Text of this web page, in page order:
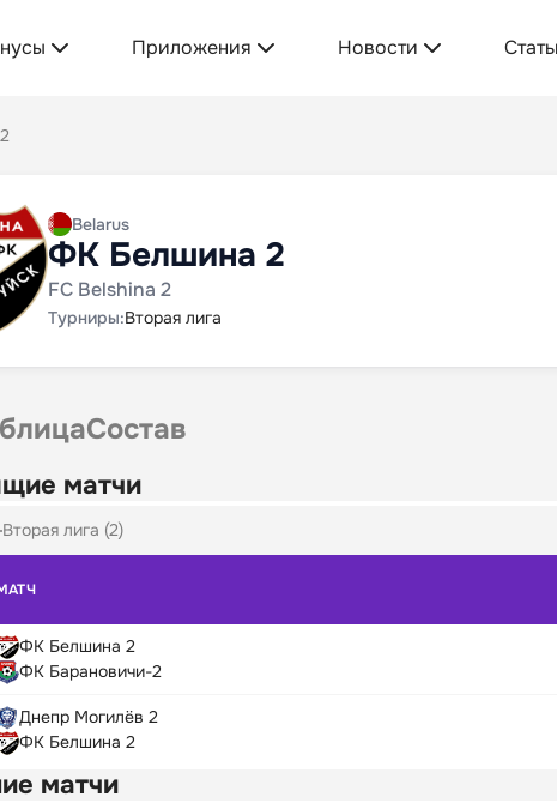
Приложения Новости
Belarus
ФК Белшина 2
FC Belshina 2
Турниры:Вторая лига
Состав
матчи
Вторая лига (2)
ФК Белшина 2
ФК Барановичи-2
Днепр Могилёв 2
ФК Белшина 2
матчи